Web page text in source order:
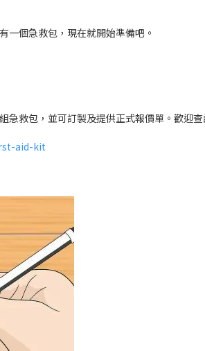
一個急救包，現在就開始準備吧。
急救包，並可訂製及提供正式報價單。歡迎
aid-kit